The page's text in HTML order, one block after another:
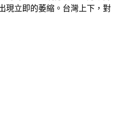
現立即的萎縮。台灣上下，對